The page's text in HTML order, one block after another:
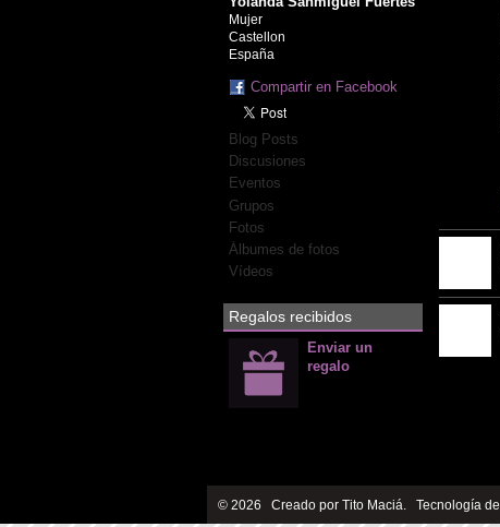
Mujer
Castellon
España
Compartir en Facebook
Blog Posts
Discusiones
Eventos
Grupos
Fotos
Álbumes de fotos
Vídeos
Regalos recibidos
Enviar un
regalo
© 2026 Creado por Tito Maciá . Tecnología de